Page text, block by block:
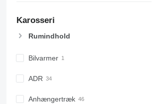
Karosseri
Rumindhold
Bilvarmer
ADR
Anhængertræk